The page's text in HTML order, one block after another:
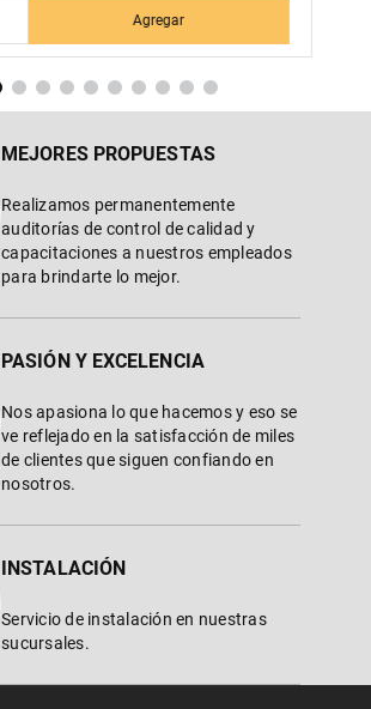
Agregar
MEJORES PROPUESTAS
Realizamos permanentemente
auditorías de control de calidad y
capacitaciones a nuestros empleados
para brindarte lo mejor.
PASIÓN Y EXCELENCIA
Nos apasiona lo que hacemos y eso se
ve reflejado en la satisfacción de miles
de clientes que siguen confiando en
nosotros.
INSTALACIÓN
Servicio de instalación en nuestras
sucursales.